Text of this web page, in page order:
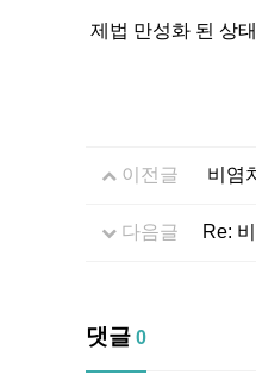
제법 만성화 된 상
이전글 비염
다음글 Re:
댓글 0